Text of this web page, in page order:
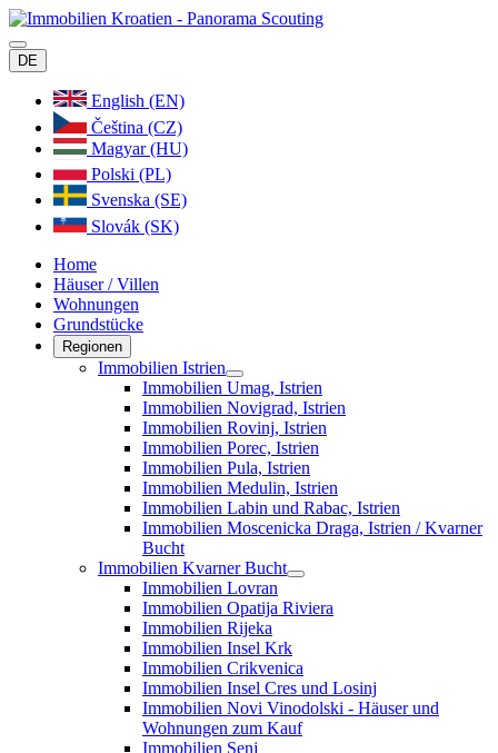
DE
English (EN)
Čeština (CZ)
Magyar (HU)
Polski (PL)
Svenska (SE)
Slovák (SK)
Home
Häuser / Villen
Wohnungen
Grundstücke
Regionen
Immobilien Istrien
Immobilien Umag, Istrien
Immobilien Novigrad, Istrien
Immobilien Rovinj, Istrien
Immobilien Porec, Istrien
Immobilien Pula, Istrien
Immobilien Medulin, Istrien
Immobilien Labin und Rabac, Istrien
Immobilien Moscenicka Draga, Istrien / Kvarner
Bucht
Immobilien Kvarner Bucht
Immobilien Lovran
Immobilien Opatija Riviera
Immobilien Rijeka
Immobilien Insel Krk
Immobilien Crikvenica
Immobilien Insel Cres und Losinj
Immobilien Novi Vinodolski - Häuser und
Wohnungen zum Kauf
Immobilien Senj